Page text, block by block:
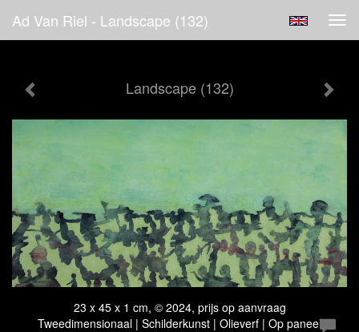
Ad Van Riel - Landscape (132)
Landscape (132)
23 x 45 x 1 cm, © 2024, prijs op aanvraag
Tweedimensionaal | Schilderkunst | Olieverf | Op paneel